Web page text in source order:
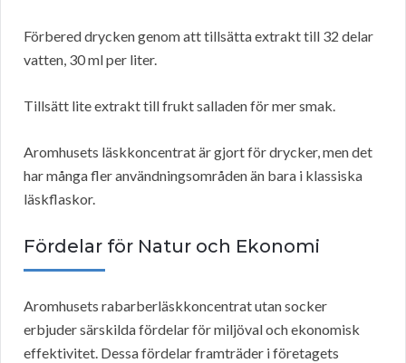
Förbered drycken genom att tillsätta extrakt till 32 delar
vatten, 30 ml per liter.
Tillsätt lite extrakt till frukt salladen för mer smak.
Aromhusets läskkoncentrat är gjort för drycker, men det
har många fler användningsområden än bara i klassiska
läskflaskor.
Fördelar för Natur och Ekonomi
Aromhusets rabarberläskkoncentrat utan socker
erbjuder särskilda fördelar för miljöval och ekonomisk
effektivitet. Dessa fördelar framträder i företagets